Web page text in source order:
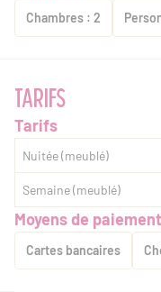
Chambres : 2
TARIFS
Tarifs
Nuitée (meublé)
Semaine (meublé)
Moyens de paiement
Cartes bancaires